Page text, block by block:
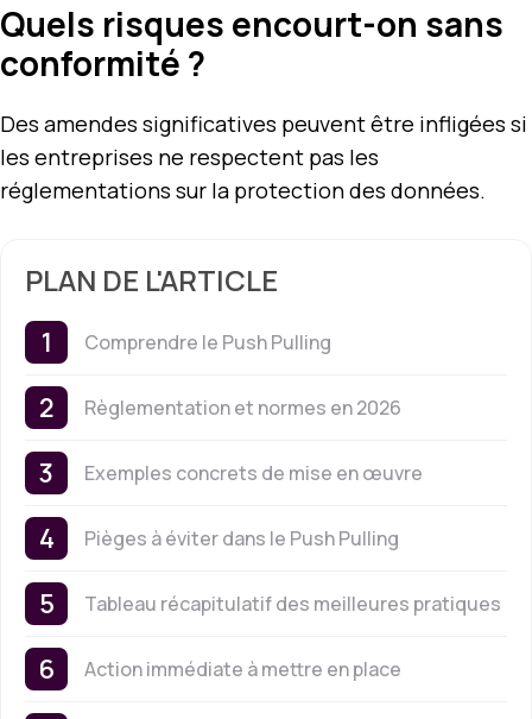
Quels risques encourt-on sans
conformité ?
Des amendes significatives peuvent être infligées si
les entreprises ne respectent pas les
réglementations sur la protection des données.
PLAN DE L'ARTICLE
Comprendre le Push Pulling
Règlementation et normes en 2026
Exemples concrets de mise en œuvre
Pièges à éviter dans le Push Pulling
Tableau récapitulatif des meilleures pratiques
Action immédiate à mettre en place